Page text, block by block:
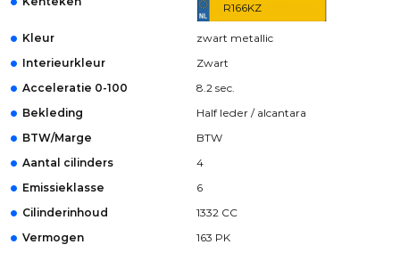
R166KZ
Kleur
zwart metallic
Interieurkleur
Zwart
Acceleratie 0-100
8.2 sec.
Bekleding
Half leder / alcantara
BTW/Marge
BTW
Aantal cilinders
4
Emissieklasse
6
Cilinderinhoud
1332 CC
Vermogen
163 PK